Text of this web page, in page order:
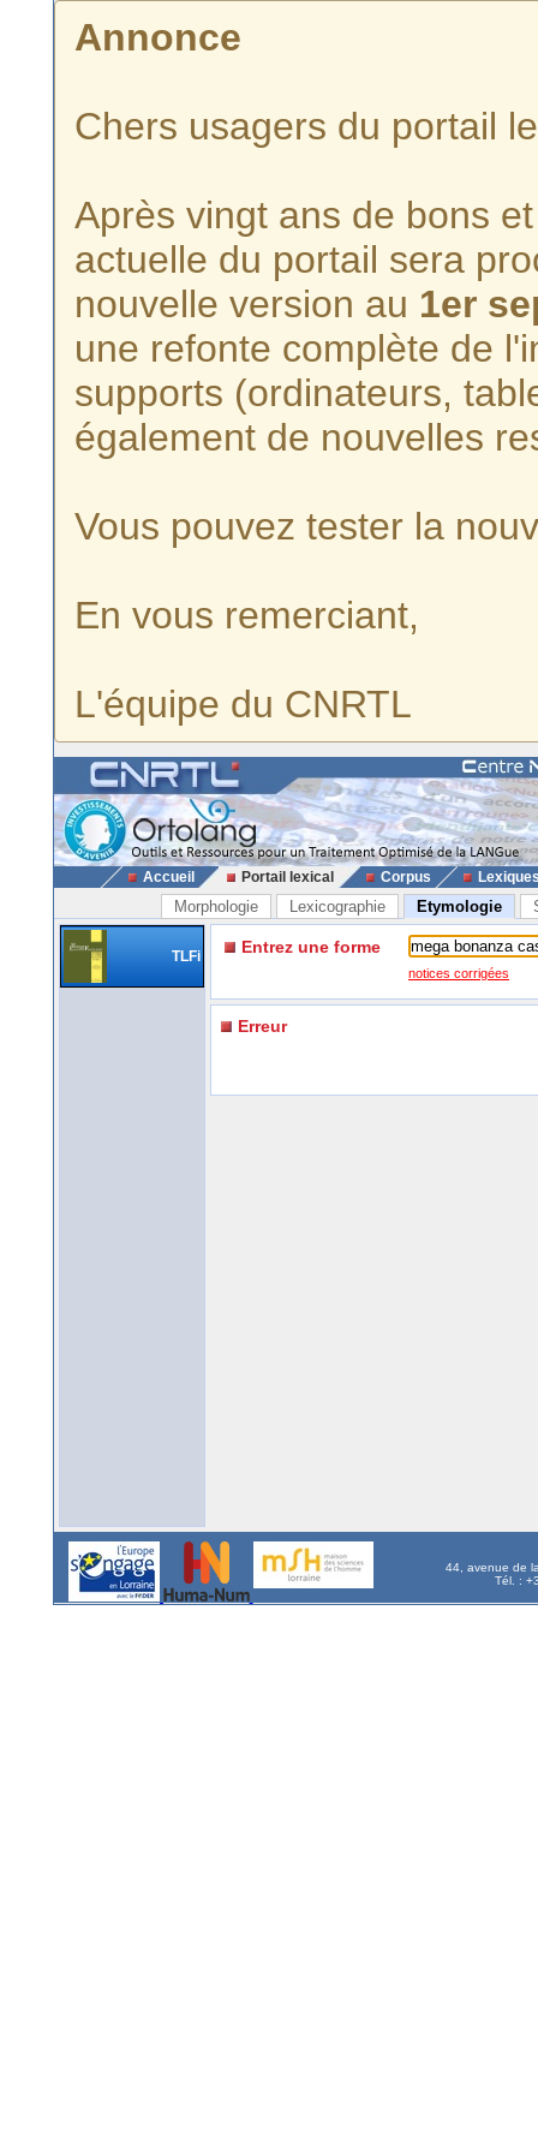
Annonce
Chers usagers du portail
Après vingt ans de bons
actuelle du portail sera
nouvelle version au 1er
une refonte complète de
supports (ordinateurs,
également de nouvelles
Vous pouvez tester la
En vous remerciant,
L'équipe du CNRTL
Accueil Portail lexical Corpus
Morphologie Lexicographie Etymologie
TLFi Entrez une forme
notices corrigées
Erreur
44, avenue de
Tél. :